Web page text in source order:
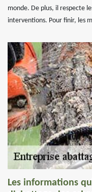
monde. De plus, il respecte
interventions. Pour finir, les
Les informations